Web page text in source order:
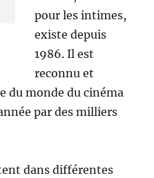
pour les intimes,
existe depuis
1986. Il est
reconnu et
du monde du cinéma
par des milliers
dans différentes